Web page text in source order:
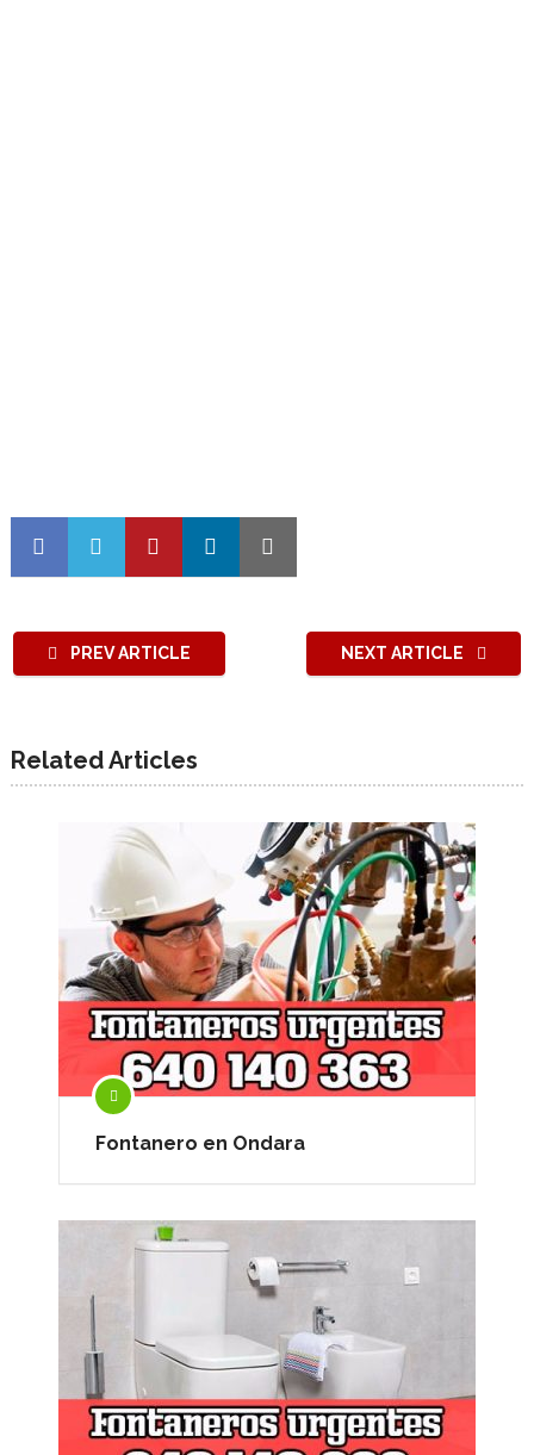
PREV ARTICLE NEXT ARTICLE
Related Articles
Fontanero en Ondara